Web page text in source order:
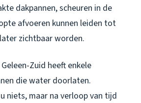
dakpannen, scheuren in de
afvoeren kunnen leiden tot
zichtbaar worden.
Zuid heeft enkele
die water doorlaten.
niets, maar na verloop van tijd